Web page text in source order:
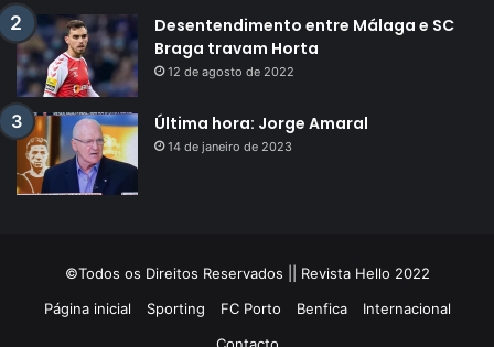
Desentendimento entre Málaga e SC
Braga travam Horta
12 de agosto de 2022
Última hora: Jorge Amaral
14 de janeiro de 2023
©Todos os Direitos Reservados || Revista Hello 2022
Página inicial
Sporting FC Porto Benfica
Internacional